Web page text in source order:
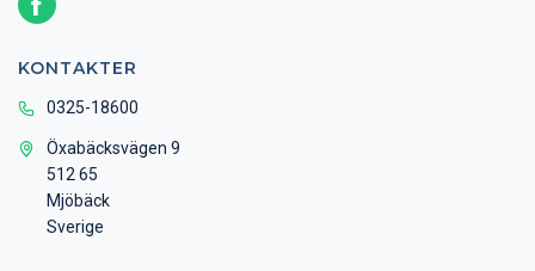
KONTAKTER
0325-18600
Öxabäcksvägen 9
512 65
Mjöbäck
Sverige